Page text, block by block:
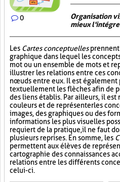
0
Organisation
mieux
Les Cartes conceptuellesprennent
graphique dans lequel les
mot ou un ensemble de mots et
illustrer les relations entre ces
nœuds entre eux. Il est également
textuellement les flèches afin de
des liens établis. Par ailleurs, il
couleurs et de représenter les
images, des graphiques ou des
informations les plus visuelles
requiert de la pratique, il ne faut
plusieurs reprises. En somme, les
permettent aux élèves de
cartographie des connaissances
relations entre les différents
celui-ci.